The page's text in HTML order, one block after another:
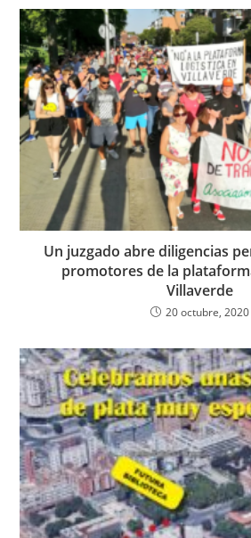
Un juzgado abre diligencias
promotores de la
Villaverde
20 octubre, 2020